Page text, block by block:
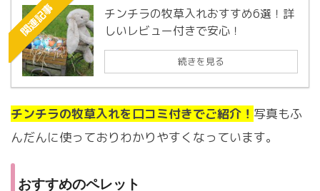
関連記事
チンチラの牧草入れおすすめ6選！詳
しいレビュー付きで安心！
続きを見る
チンチラの牧草入れを口コミ付きでご紹介！ 写真もふ
んだんに使っておりわかりやすくなっています。
おすすめのペレット